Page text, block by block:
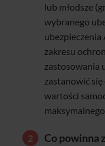
lub młodsze
wybranego
zakresu
zastosowania
zastanowić
wartości
Co powinna